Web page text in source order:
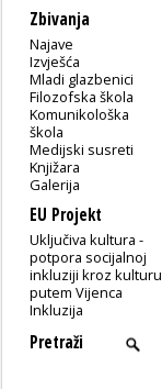
Zbivanja
Najave
Izvješća
Mladi glazbenici
Filozofska škola
Komunikološka
škola
Medijski susreti
Knjižara
Galerija
EU Projekt
Uključiva kultura -
potpora socijalnoj
inkluziji kroz kulturu
putem Vijenca
Inkluzija